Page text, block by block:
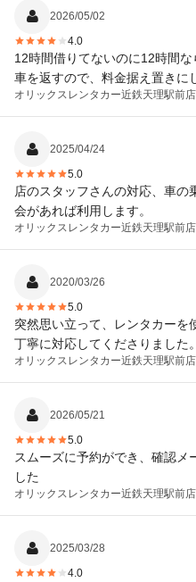
2026/05/02
4.0
12時間借りてないのに12時間
車を返すので、料金据え置きに
オリックスレンタカー近鉄天理駅前店
2025/04/24
5.0
店のスタッフさんの対応、車
会があれば利用します。
オリックスレンタカー近鉄天理駅前店
2020/03/26
5.0
突然思い立って、レンタカーを
丁寧に対応してくださりました
オリックスレンタカー近鉄天理駅前店
2026/05/21
5.0
スムーズに予約ができ、確認メ
した
オリックスレンタカー近鉄天理駅前店
2025/03/28
4.0